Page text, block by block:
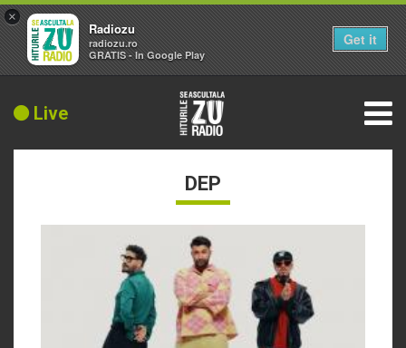
Live
DEP
×
Radiozu
radiozu.ro
GRATIS - In Google Play
Get it